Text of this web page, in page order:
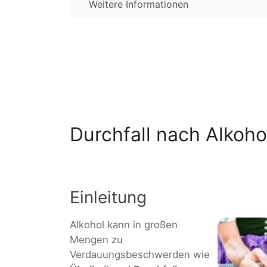
Weitere Informationen
Durchfall nach
Einleitung
Alkohol kann in großen
Mengen zu
Verdauungsbeschwerden wie